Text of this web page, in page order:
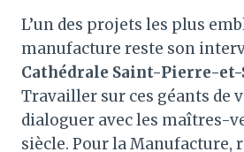
L’un des projets les plus
manufacture reste son
Cathédrale Saint-Pierre-
Travailler sur ces géants de
dialoguer avec les maîtres-
siècle. Pour la Manufacture,